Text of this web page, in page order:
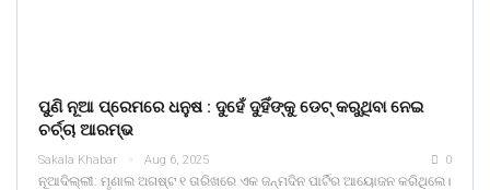
ପୁଣି ନୂଆ ପ୍ରେମରେ ଧନୁଷ : ଦୁହେଁ ଦୁହିଁଙ୍କୁ ଡେଟ୍ କରୁଥିବା ନେଇ
ଚର୍ଚ୍ଚା ଆରମ୍ଭ
Sakala Khabar Aug 6, 2025 0
ନୂଆଦିଲ୍ଲୀ: ମୃଣାଲ ଅଗଷ୍ଟ ୧ ତାରିଖରେ ଏକ ଜନ୍ମଦିନ ପାର୍ଟିର ଆୟୋଜନ କରିଥିଲେ।